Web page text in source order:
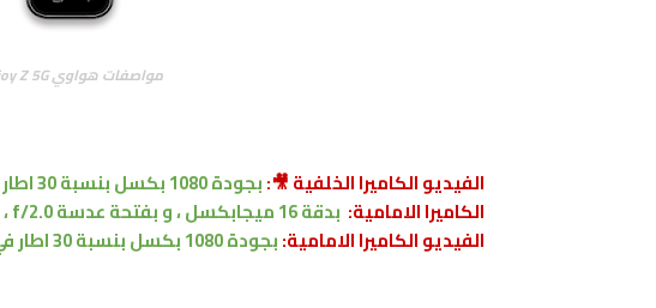
مواصفات هواوي Huawei Enjoy Z 5G
الفيديو الكاميرا الخلفية 🎥:بجودة 1080 بكسل بنسبة 30 اطار في الثانية
الكاميرا الامامية: بدقة 16 ميجابكسل ، وبفتحة عدسة f/2.0 ،
الفيديو الكاميراالامامية:بجودة 1080 بكسل بنسبة 30 اطار في الثانية